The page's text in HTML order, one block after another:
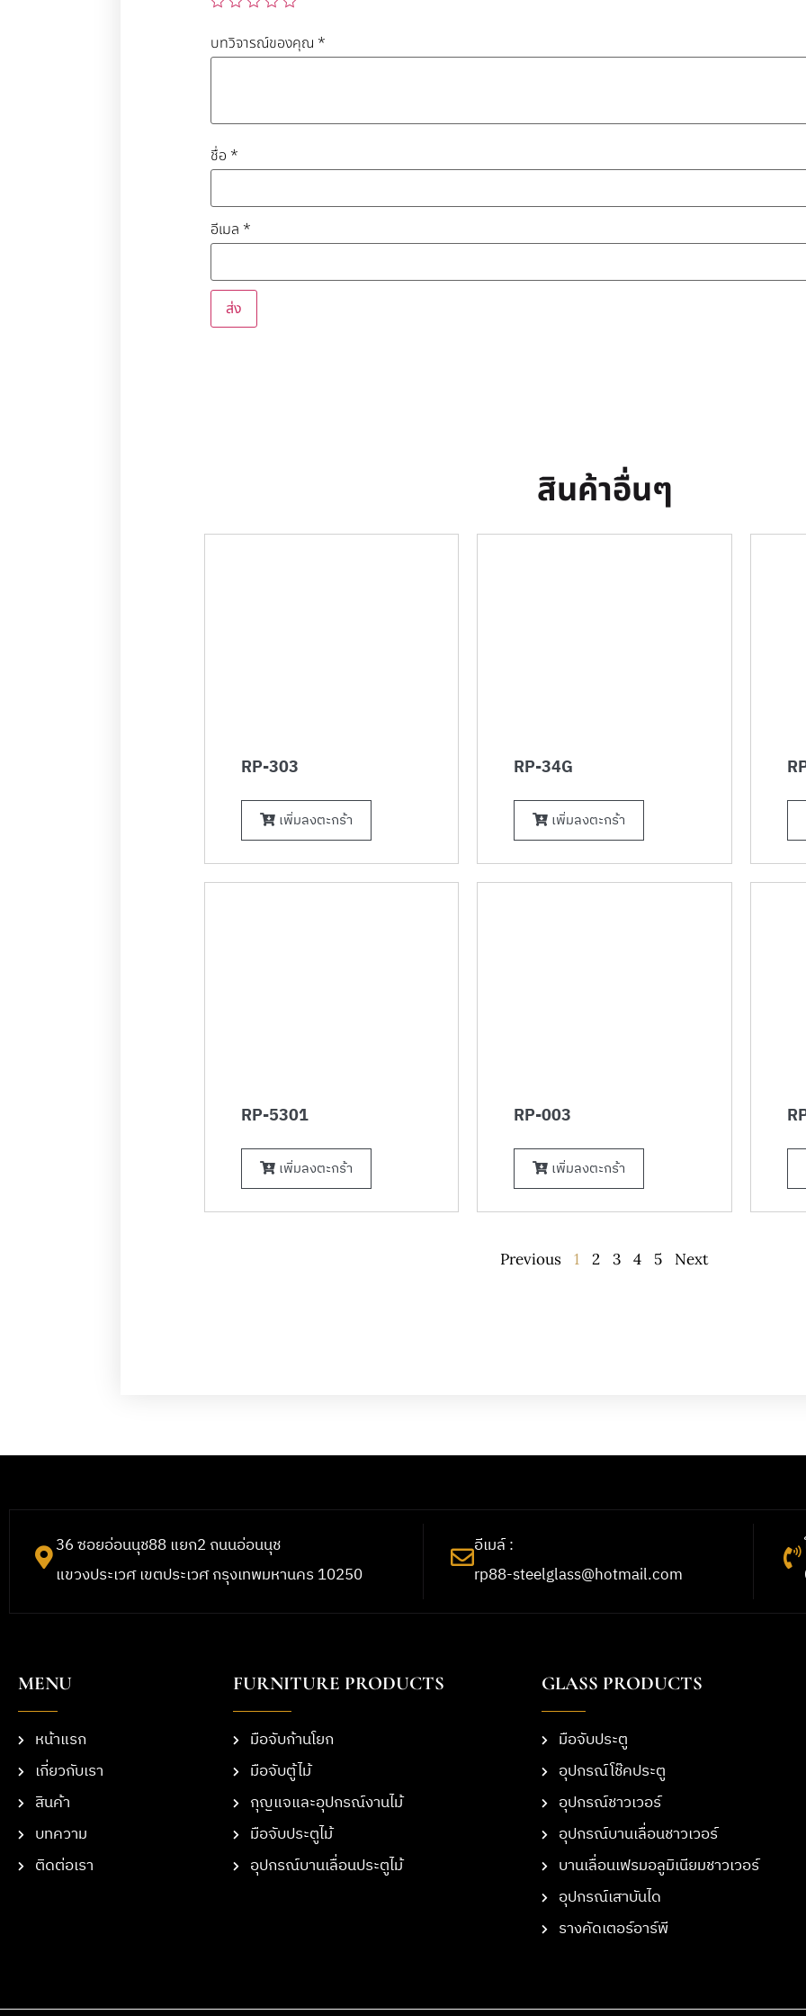
บทวิจารณ์ของคุณ *
ชื่อ *
อีเมล *
สินค้าอื่นๆ
RP-303
เพิ่มลงตะกร้า
RP-34G
เพิ่มลงตะกร้า
RP-5301
เพิ่มลงตะกร้า
RP-003
เพิ่มลงตะกร้า
Previous 1 2 3 4 5 Next
36 ซอยอ่อนนุช88 แยก2 ถนนอ่อนนุช
แขวงประเวศ เขตประเวศ กรุงเทพมหานคร 10250
อีเมล์ :
rp88-steelglass@hotmail.com
MENU
หน้าแรก
เกี่ยวกับเรา
สินค้า
บทความ
ติดต่อเรา
FURNITURE PRODUCTS
มือจับก้านโยก
มือจับตู้ไม้
กุญแจและอุปกรณ์งานไม้
มือจับประตูไม้
อุปกรณ์บานเลื่อนประตูไม้
GLASS PRODUCTS
มือจับประตู
อุปกรณ์โช๊คประตู
อุปกรณ์ชาวเวอร์
อุปกรณ์บานเลื่อนชาวเวอร์
บานเลื่อนเฟรมอลูมิเนียมชาวเวอร์
อุปกรณ์เสาบันได
รางคัดเตอร์อาร์พี